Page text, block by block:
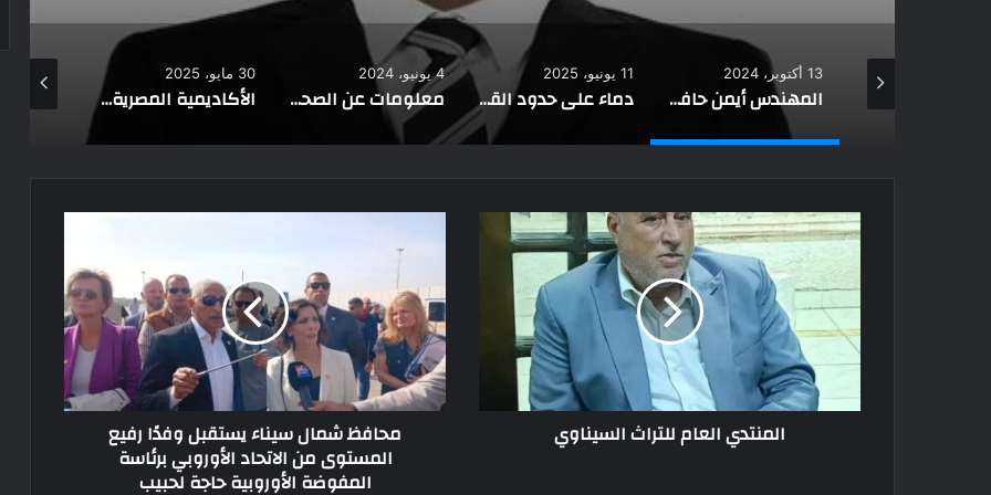
11 يونيو، 2025
دماء على حدود القدس: قصة الشهيد أحمد عبد العزيز
4 يونيو، 2024
معلومات عن الصحابى الجليل الحارث بن الصمة
30 مايو، 2025
الأكاديمية المصرية للفنون بروما تفتح آفاق التعاون الثقافي: من هليوبوليس إلى العاصمة الجديدة
12 فبراير، 2025
ممشى ديليسبس في بورسعيد.. شاهد على التاريخ وأيقونة العشاق
13 أكتوبر، 2024
المنتدي العام للتراث السيناوي محافظ شمال سيناء يستقبل وفدًا رفيع
المستوى من الاتحاد الأوروبي برئاسة
المفوضة الأوروبية حاجة لحبيب